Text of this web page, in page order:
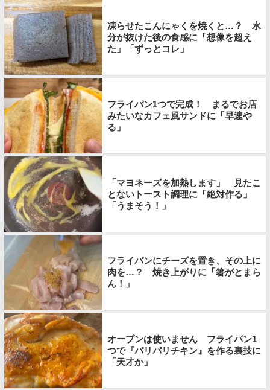
凍らせたこんにゃくを焼くと…？ 水
分が抜けた後の食感に「想像を超え
た」「ずっとコレ」
フライパン1つで完成！ まるでお店
みたいなカフェ風サンドに「早速や
る」
「マヨネーズを加熱します」 見たこ
とないトースト調理に「絶対作る」
「うまそう！」
フライパンにチーズを置き、その上に
肉を…？ 焼き上がりに「箸がとまら
ん！」
オーブンは使いません フライパン1
つで『パリパリチキン』を作る裏技に
「天才か」